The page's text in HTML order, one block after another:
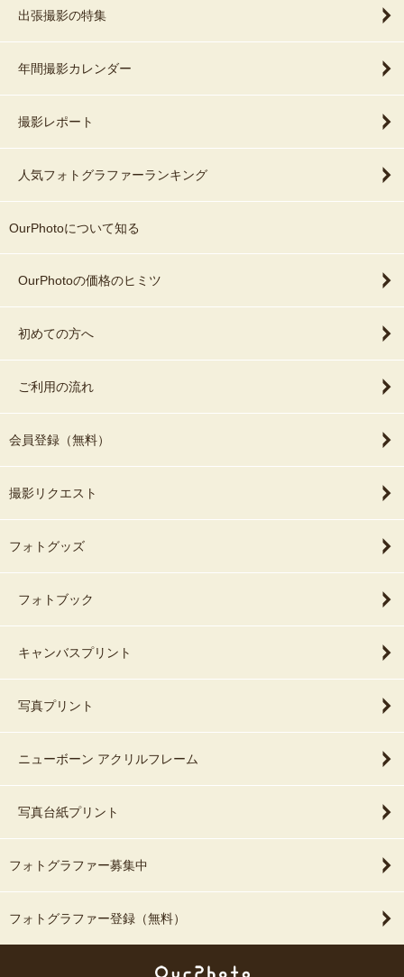
出張撮影の特集
年間撮影カレンダー
撮影レポート
人気フォトグラファーランキング
OurPhotoについて知る
OurPhotoの価格のヒミツ
初めての方へ
ご利用の流れ
会員登録（無料）
撮影リクエスト
フォトグッズ
フォトブック
キャンバスプリント
写真プリント
ニューボーン アクリルフレーム
写真台紙プリント
フォトグラファー募集中
フォトグラファー登録（無料）